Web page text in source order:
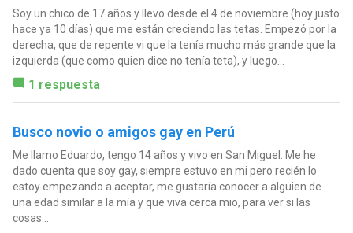
Soy un chico de 17 años y llevo desde el 4 de noviembre (hoy justo
hace ya 10 días) que me están creciendo las tetas. Empezó por la
derecha, que de repente vi que la tenía mucho más grande que la
izquierda (que como quien dice no tenía teta), y luego...
1 respuesta
Busco novio o amigos gay en Perú
Me llamo Eduardo, tengo 14 años y vivo en San Miguel. Me he
dado cuenta que soy gay, siempre estuvo en mi pero recién lo
estoy empezando a aceptar, me gustaría conocer a alguien de
una edad similar a la mía y que viva cerca mio, para ver si las
cosas...